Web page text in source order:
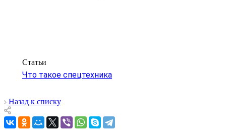
Статьи
Что такое спецтехника
Назад к списку